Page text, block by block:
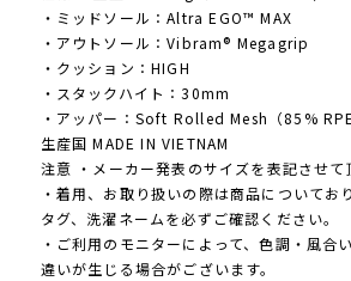
・ミッドソール：Altra EGO™ MAX
・アウトソール：Vibram® Megagrip
・クッション：HIGH
・スタックハイト：30mm
・アッパー：Soft Rolled Mesh（85%
生産国 MADE IN VIETNAM
注意 ・メーカー発表のサイズを表記させて
・着用、お取り扱いの際は商品についてお
タグ、洗濯ネームを必ずご確認ください。
・ご利用のモニターによって、色調・風合
違いが生じる場合がございます。